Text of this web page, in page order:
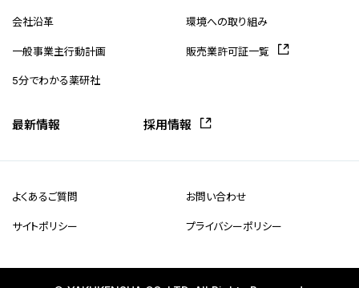
会社沿革 環境への取り組み
一般事業主行動計画 販売業許可証一覧
5分でわかる薬研社
最新情報 採用情報
よくあるご質問 お問い合わせ
サイトポリシー プライバシーポリシー